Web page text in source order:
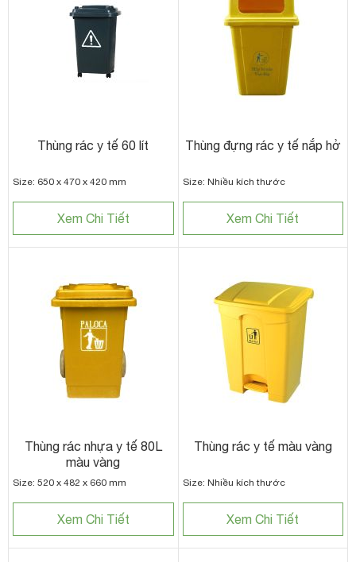
Thùng rác y tế 60 lít
Size: 650 x 470 x 420 mm
Xem Chi Tiết
Thùng đựng rác y tế nắp hở
Size: Nhiều kích thước
Xem Chi Tiết
Thùng rác nhựa y tế 80L
màu vàng
Size: 520 x 482 x 660 mm
Xem Chi Tiết
Thùng rác y tế màu vàng
Size: Nhiều kích thước
Xem Chi Tiết